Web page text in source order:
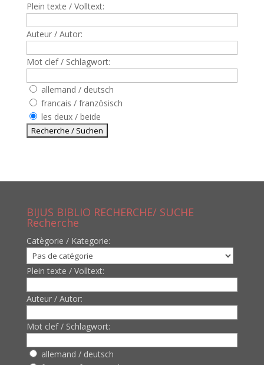
Plein texte / Volltext:
Auteur / Autor:
Mot clef / Schlagwort:
allemand / deutsch
francais / französisch
les deux / beide
BIJUS BIBLIO RECHERCHE/ SUCHE
Recherche
Catègorie / Kategorie:
Plein texte / Volltext:
Auteur / Autor:
Mot clef / Schlagwort:
allemand / deutsch